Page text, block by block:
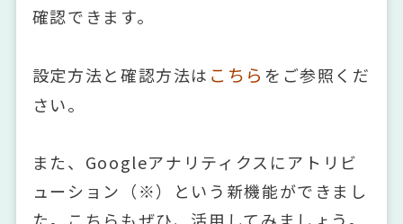
確認できます。
設定方法と確認方法は こちら をご参照くだ
さい。
また、Googleアナリティクスにアトリビ
ューション（※）という新機能ができまし
た。こちらもぜひ、活用してみましょう。